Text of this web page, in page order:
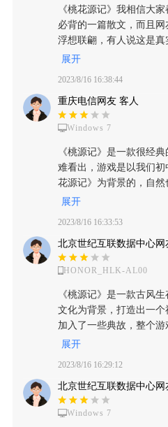
分配上是根本用不过来
个玩家对于不同材料的需
是正如我前面所说的，游
和人物生病感冒和饥饿
家中不要出去干活，但
值就会减少，假如说本身
这种不干活反而会导致某
就导致了不得不去冒雨前
差一点的话又，有可能
串的小事件往往是致命的
养成游戏，我一直觉得它
说，最多的失败可能只
本身会通过一系列的广
家失败的可能可以说基本
是为了新手玩家所去，更
但是这款桃源记他给人的
遇到野兽袭击的时候，
血，如果不进行管制的
们所制造的建筑物，而
会生病减少一个干活的
疑是进一步提升了游戏
想方设法去进行这方面的
甚至有一些仿照了我们现
排版，不会因为布局大
南百景图》精致有特点。
在看来虽然算不上完美
得长期玩下去的。这款
太多，包含了生存建造
可以靠自己的奇妙冒险玩
游戏，想玩得好根本不需
股脑的升级村庄造房子，
样才能抵御接受解决基
能慢一点，总是玩着玩
显，而且游戏采集速度
野兽又来袭击了，玩着
是一款休闲游戏，设计
了，毕竟是自己花钱买的
一下，把这个游戏做的更
件，虽然频率不高，但
过，我得说，尽管玩法
性却没有那么高。玩起来
建筑，操作空间也不是
基本上就是在重复之前
内的操作也比较繁琐，像
虽然有“一键操作”的按钮
结果不理想，还得一个一
就会闲逛或休息，这让
戏有详细的新手教程，
的时候，我都不知道村民
索才明白。我建议在新
病的方法。还有一点，这
西、升级村庄都需要很
亲自操作村民去寻找和
会自己找活干，在挂机的
动暂停。这让操作有点
点肝。说完了玩法，接
作吧。哈哈，画面看起
树和房屋的外观也画得
还是有独特的外观，能
题。整个画面的色调比较
有很强的视觉冲击，看起
点“肝”的游戏来说，这样
《桃花源记》我相信大
必背的一篇散文，而且
浮想联翩，有人说这是
这是战乱中村民（捕鱼
解释竟然都挺合理的，
者”，突然就有点“思细极
关于《桃花源记》的模拟
的时候，我有幸接触，其
多大的改变，就是添加
戏中，玩家将扮演谷主
经营，最终需要带领一群
手游，确实挺吸引玩家
在游戏中领略到那个带
那首古筝曲就非常有意境
让我有一种，“世外仙境
氛围感，而且游戏中全局
了一下，没想到《桃源
作《桃花源记》，开发
音效不是没有，但把音效
还真不多，太出色了，
地沉浸在游戏中，还能
体验不到的趣味性！ 同
象，虽然看着有点像那
吧战乱中那行“动荡不安”
展开
2023/8/16 16:38:44
重庆电信网友 客人
Windows 7
《桃源记》是一款很经
难看出，游戏是以我们
花源记》为背景的，自
文化相结合、以古代种
以得到宁静和放松，是
园。不过游戏作为68元全
值呢？ 【写意且悠然的
的画面采用了一种类似国
墨风）。但其实这类国
很写实的，在一些细节
雕细琢的细致感，画风上
会十分精致，有时候甚
一起的画面也十分协调
源记是属于后一种风格的
形成自己一种独特的，悠
合游戏作为一款休闲种田
展开
2023/8/16 16:33:53
北京世纪互联数据中心网
HONOR_HLK-AL00
《桃源记》是一款古风
文化为背景，打造出一
加入了一些典故，整个
所带来的独特的魅力。
本玩法就是收集各种物
多村民、逐渐扩大村子规
富强。 虽然玩法跟以前
处，但游戏也加入了其他
展开
2023/8/16 16:29:12
北京世纪互联数据中心网
Windows 7